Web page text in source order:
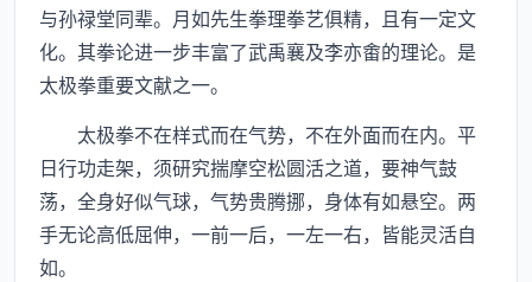
与孙禄堂同辈。月如先生拳理拳艺俱精，且有一定文
化。其拳论进一步丰富了武禹襄及李亦畬的理论。是
太极拳重要文献之一。
太极拳不在样式而在气势，不在外面而在内。平
日行功走架，须研究揣摩空松圆活之道，要神气鼓
荡，全身好似气球，气势贵腾挪，身体有如悬空。两
手无论高低屈伸，一前一后，一左一右，皆能灵活自
如。